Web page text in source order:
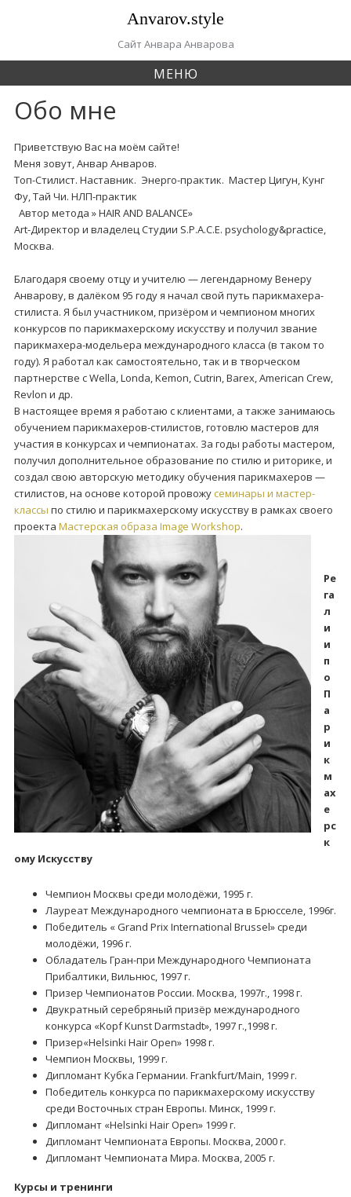
е
т
Anvarov.style
Сайт Анвара Анварова
МЕНЮ
Обо мне
Приветствую Вас на моём сайте!
Меня зовут, Анвар Анваров.
Топ-Стилист. Наставник. Энерго-практик. Мастер Цигун, Кунг
Фу, Тай Чи. НЛП-практик
Автор метода » HAIR AND BALANCE»
Art-Директор и владелец Студии S.P.A.C.E. psychology&practice,
Москва.
Благодаря своему отцу и учителю — легендарному Венеру
Анварову, в далёком 95 году я начал свой путь парикмахера-
стилиста. Я был участником, призёром и чемпионом многих
конкурсов по парикмахерскому искусству и получил звание
парикмахера-модельера международного класса (в таком то
году). Я работал как самостоятельно, так и в творческом
партнерстве с Wella, Londa, Kemon, Cutrin, Barex, American Crew,
Revlon и др.
В настоящее время я работаю с клиентами, а также занимаюсь
обучением парикмахеров-стилистов, готовлю мастеров для
участия в конкурсах и чемпионатах. За годы работы мастером,
получил дополнительное образование по стилю и риторике, и
создал свою авторскую методику обучения парикмахеров —
стилистов, на основе которой провожусеминары и мастер-
классы по стилю и парикмахерскому искусству в рамках своего
проекта Мастерская образа Image Workshop.
Ре
га
л
и
и
п
о
П
а
р
и
к
м
ах
е
рс
к
ому Искусству
Чемпион Москвы среди молодёжи, 1995 г.
Лауреат Международного чемпионата в Брюсселе, 1996г.
Победитель « Grand Prix International Brussel» среди
молодёжи, 1996 г.
Обладатель Гран-при Международного Чемпионата
Прибалтики, Вильнюс, 1997 г.
Призер Чемпионатов России. Москва, 1997г., 1998 г.
Двукратный серебряный призёр международного
конкурса «Kopf Kunst Darmstadt», 1997 г.,1998 г.
Призер«Helsinki Hair Open» 1998 г.
Чемпион Москвы, 1999 г.
Дипломант Кубка Германии. Frankfurt/Main, 1999 г.
Победитель конкурса по парикмахерскому искусству
среди Восточных стран Европы. Минск, 1999 г.
Дипломант «Helsinki Hair Open» 1999 г.
Дипломант Чемпионата Европы. Москва, 2000 г.
Дипломант Чемпионата Мира. Москва, 2005 г.
Курсы и тренинги